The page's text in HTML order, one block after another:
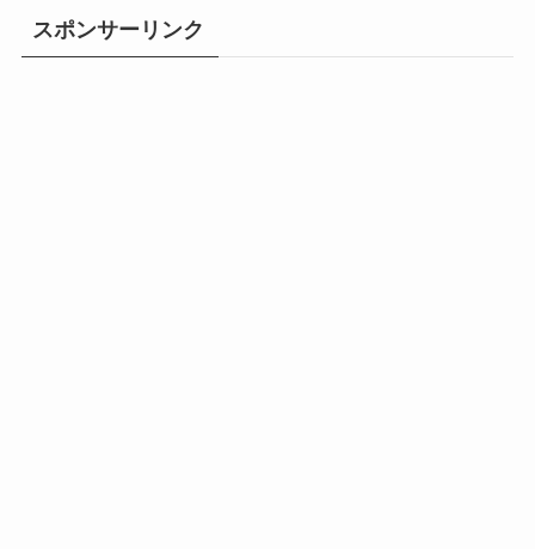
スポンサーリンク